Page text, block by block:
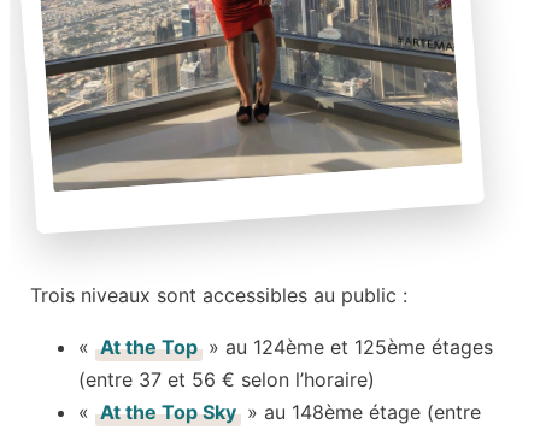
Trois niveaux sont accessibles au public :
« At the Top » au 124ème et 125ème étages
(entre 37 et 56 € selon l’horaire)
« At the Top Sky » au 148ème étage (entre